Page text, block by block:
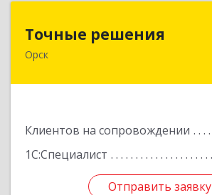
Точные решения
Орск
Клиентов на сопровождении
1С:Специалист
Отправить заявку
Отправить заявку